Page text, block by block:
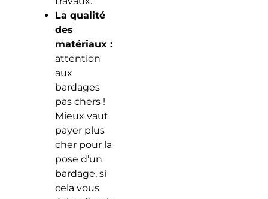
La qualité
des
matériaux :
attention
aux
bardages
pas chers !
Mieux vaut
payer plus
cher pour la
pose d’un
bardage, si
cela vous